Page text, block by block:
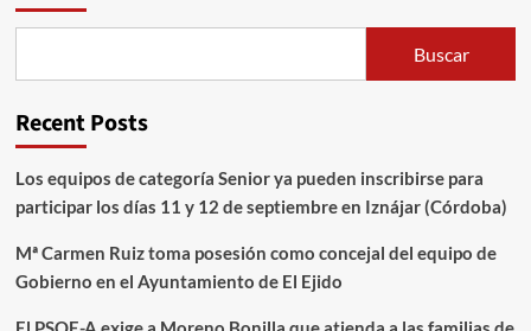
Buscar
Recent Posts
Los equipos de categoría Senior ya pueden inscribirse para
participar los días 11 y 12 de septiembre en Iznájar (Córdoba)
Mª Carmen Ruiz toma posesión como concejal del equipo de
Gobierno en el Ayuntamiento de El Ejido